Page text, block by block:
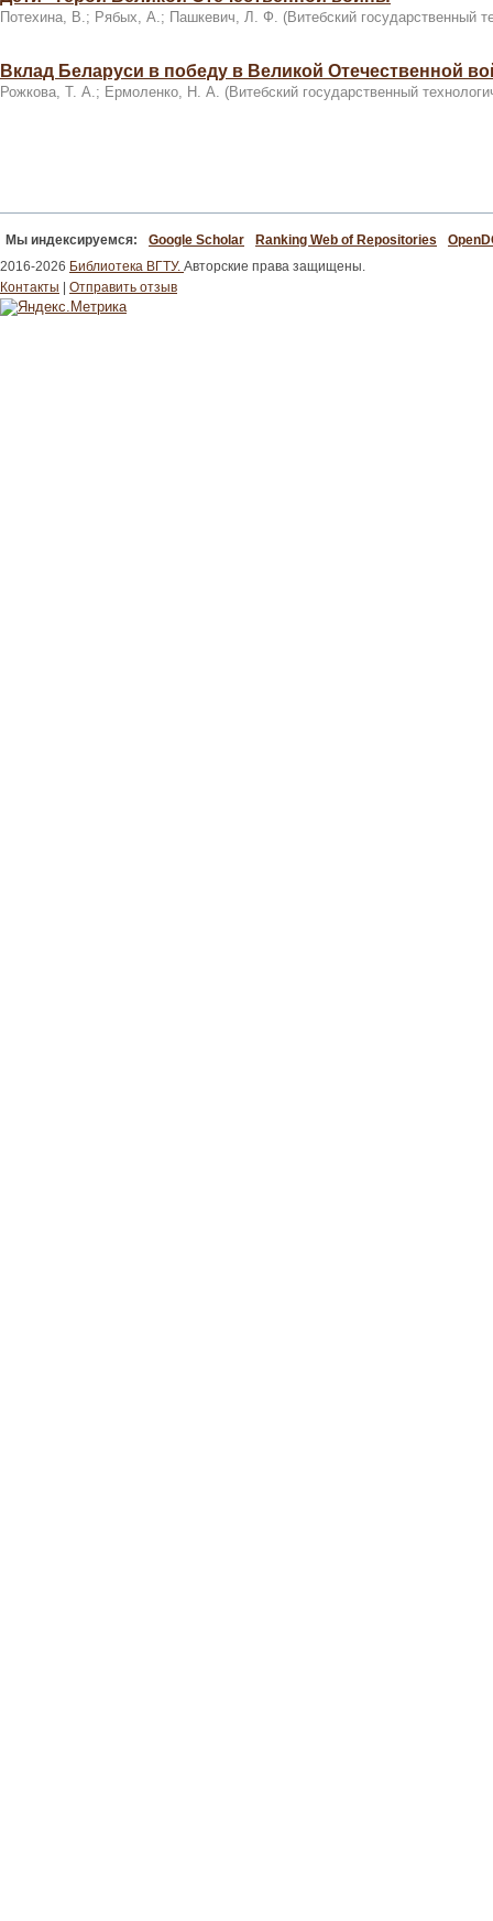
Потехина, В.; Рябых, А.; Пашкевич, Л. Ф. (Витебский государственный
Вклад Беларуси в победу в Великой Отечественной
Рожкова, Т. А.; Ермоленко, Н. А. (Витебский государственный
Мы индексируемся: Google Scholar Ranking Web of Repositories
2016-2026 Библиотека ВГТУ. Авторские права защищены.
Контакты
Отправить отзыв